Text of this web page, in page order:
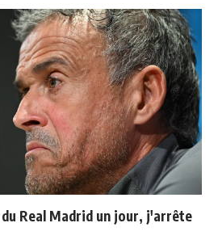
Real Madrid un jour, j'arrête